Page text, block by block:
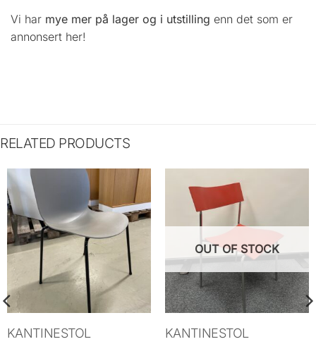
Vi har mye mer på lager og i utstilling enn det som er
annonsert her!
RELATED PRODUCTS
KANTINESTOL
OUT OF STOCK
KANTINESTOL